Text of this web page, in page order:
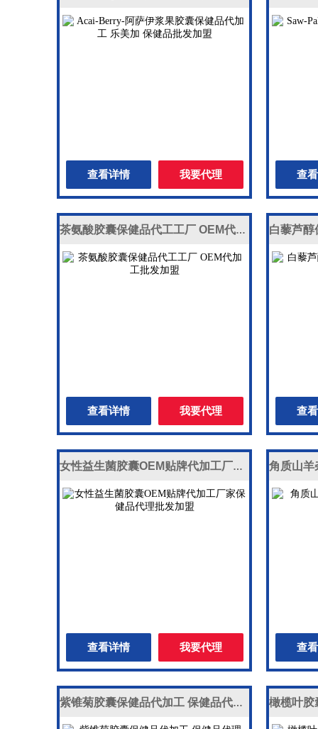
查看详情 我要代理 查
茶氨酸胶囊保健品代工工厂 OEM代加工批发加盟
查看详情 我要代理 查
女性益生菌胶囊OEM贴牌代加工厂家保健品代理批发加盟
查看详情 我要代理 查
紫锥菊胶囊保健品代加工 保健品代理 保健品批发加盟